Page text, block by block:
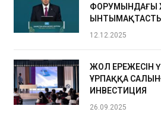
ФОРУМЫНДАҒЫ
12.12.2025
ЖОЛ ЕРЕЖЕСІН
ҰРПАҚҚА
ИНВЕСТИЦИЯ
26.09.2025